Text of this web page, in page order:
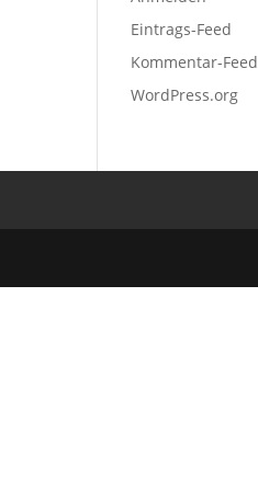
Eintrags-Feed
Kommentar-Feed
WordPress.org